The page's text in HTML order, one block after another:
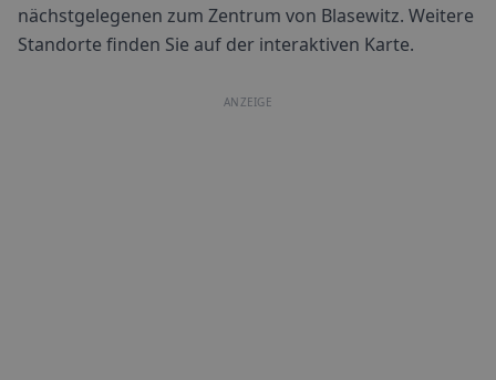
nächstgelegenen zum Zentrum von Blasewitz. Weitere
Standorte finden Sie auf der interaktiven Karte.
ANZEIGE